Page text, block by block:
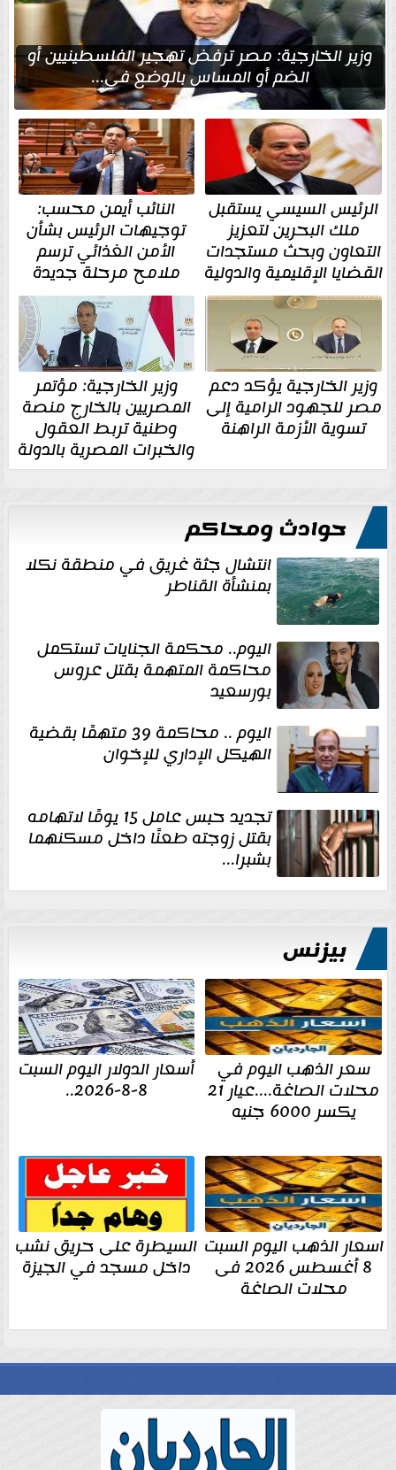
وزير الخارجية: مصر ترفض تهجير الفلسطينيين أو
الضم أو المساس بالوضع في...
الرئيس السيسي يستقبل
ملك البحرين لتعزيز
التعاون وبحث مستجدات
القضايا الإقليمية والدولية
النائب أيمن محسب:
توجيهات الرئيس بشأن
الأمن الغذائي ترسم
ملامح مرحلة جديدة
وزير الخارجية يؤكد دعم
مصر للجهود الرامية إلى
تسوية الأزمة الراهنة
وزير الخارجية: مؤتمر
المصريين بالخارج منصة
وطنية تربط العقول
والخبرات المصرية بالدولة
حوادث ومحاكم
انتشال جثة غريق في منطقة نكلا
بمنشأة القناطر
اليوم.. محكمة الجنايات تستكمل
محاكمة المتهمة بقتل عروس
بورسعيد
اليوم .. محاكمة 39 متهمًا بقضية
الهيكل الإداري للإخوان
تجديد حبس عامل 15 يومًا لاتهامه
بقتل زوجته طعنًا داخل مسكنهما
بشبرا...
بيزنس
سعر الذهب اليوم في
محلات الصاغة....عيار 21
يكسر 6000 جنيه
أسعار الدولار اليوم السبت
8-8-2026..
اسعار الذهب اليوم السبت
8 أغسطس 2026 فى
محلات الصاغة
السيطرة على حريق نشب
داخل مسجد في الجيزة